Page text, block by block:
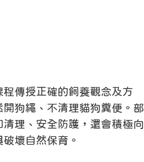
傳授正確的飼養觀念及方
狗繩、不清理貓狗糞便。部
理、安全防護，還會積極向
壞自然保育。